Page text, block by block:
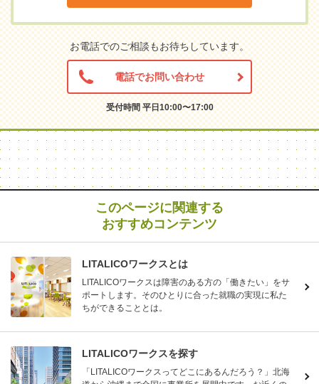
お電話でのご相談もお待ちしています。
電話でお問い合わせ
受付時間 平日10:00〜17:00
このページに関連する
おすすめコンテンツ
LITALICOワークスとは
LITALICOワークスは障害のある方の「働きたい」をサ
ポートします。そのひとりに合った就職の実現に私た
ちができることとは。
LITALICOワークスを探す
「LITALICOワークスってどこにあるんだろう？」北海